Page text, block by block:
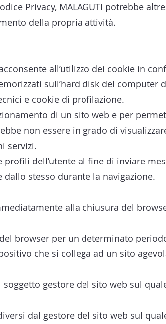
Privacy, MALAGUTI potrebbe
della propria attività.
all’utilizzo dei cookie in
sull’hard disk del computer
e cookie di profilazione.
di un sito web e per
non essere in grado di
servizi.
dell’utente al fine di inviare
stesso durante la navigazione.
alla chiusura del
browser per un determinato
che si collega ad un sito
gestore del sito web sul
dal gestore del sito web sul